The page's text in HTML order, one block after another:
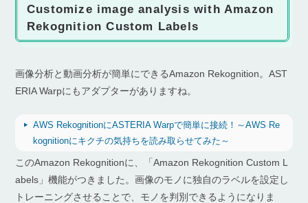
Customize image analysis with Amazon
Rekognition Custom Labels
画像分析と動画分析が簡単にできるAmazon Rekognition。AST
ERIA Warpにもアダプターがありますね。
AWS RekognitionにASTERIA Warpで簡単に接続！～AWS Re
kognitionにキクチの気持ちを読み取らせてみた～
このAmazon Rekognitionに、「Amazon Rekognition Custom L
abels」機能がつきました。画像のモノに独自のラベルを設定し
トレーニングさせることで、モノを判別できるようになりま